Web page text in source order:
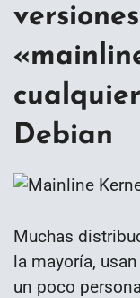
Debian
Muchas
la mayoría,
un poco